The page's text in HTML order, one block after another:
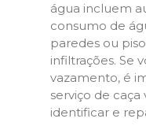
água incluem
consumo de
paredes ou
infiltrações. Se
vazamento, é
serviço de
identificar e